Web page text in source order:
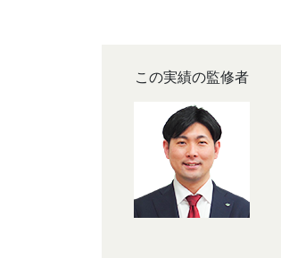
この実績の監修者